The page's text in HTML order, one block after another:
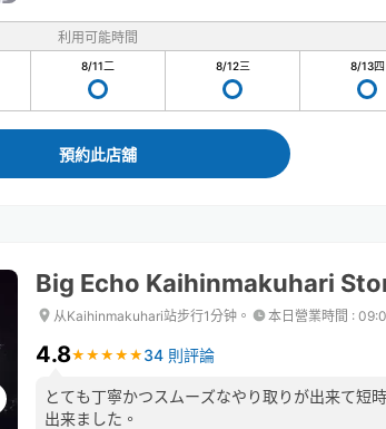
利用可能時間
8/11二 8/12三 8/13四
預約此店舖
Big Echo Kaihinmakuhari
从Kaihinmakuhari站步行1分钟。 本日營業時間 :
4.8★ ★ ★ ★ ★
★ ★ ★ ★ ★ 34 則評論
とても丁寧かつスムーズなやり取りが出来て短
出来ました。